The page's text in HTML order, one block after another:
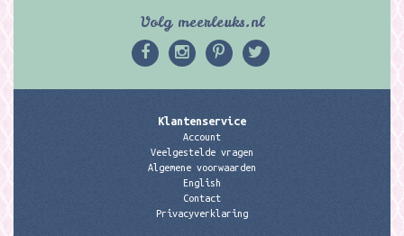
Volg meerleuks.nl
Klantenservice
Account
Veelgestelde vragen
Algemene voorwaarden
English
Contact
Privacyverklaring